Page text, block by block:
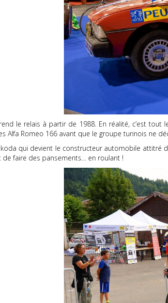
le relais à partir de 1988. En réalité, c’est
Alfa Romeo 166 avant que le groupe turinois ne
qui devient le constructeur automobile
faire des pansements… en roulant !